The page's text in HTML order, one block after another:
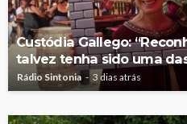
Custódia Gallego:
talvez tenha sido uma
Rádio Sintonia 3 dias atrás